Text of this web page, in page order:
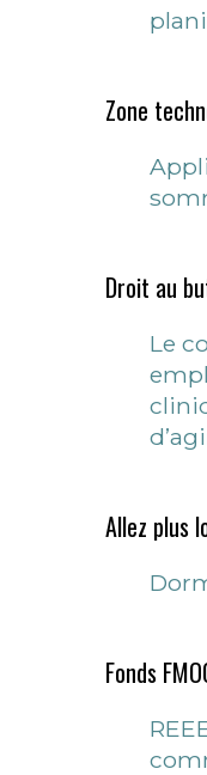
Zone
Droit au
Le
Allez plus
Fonds